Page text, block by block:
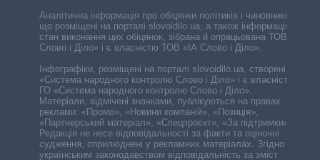
Аналітична інформація про обіцянки політиків і чиновників,
що розміщені на порталі slovoidilo.ua, а також інформація про
стан виконання цих обіцянок, зібрана й опрацьована ТОВ «ІА
Слово і Діло» і є власністю ТОВ «ІА Слово і Діло».
Інфографіки, розміщені на порталі slovoidilo.ua, створені ГО
«Система народного контролю Слово і Діло» і є власністю
ГО «Система народного контролю Слово і Діло».
Матеріали, відмічені значками, публікуються на правах
реклами: «Промо», «Новини компаній», «Позиція»,
«Партнерський матеріал», «Спецпроєкт», «За підтримки».
Редакція не несе відповідальності за факти та оціночні
судження, оприлюднені у рекламних матеріалах. Згідно з
українським законодавством відповідальність за зміст